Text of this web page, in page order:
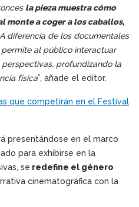
la pieza muestra cómo
monte a coger a los caballos,
diferencia de los documentales
al público interactuar
profundizando la
física”, añade el editor.
que competirán en el Festival
presentándose en el marco
para exhibirse en la
se redefine el género
cinematográfica con la